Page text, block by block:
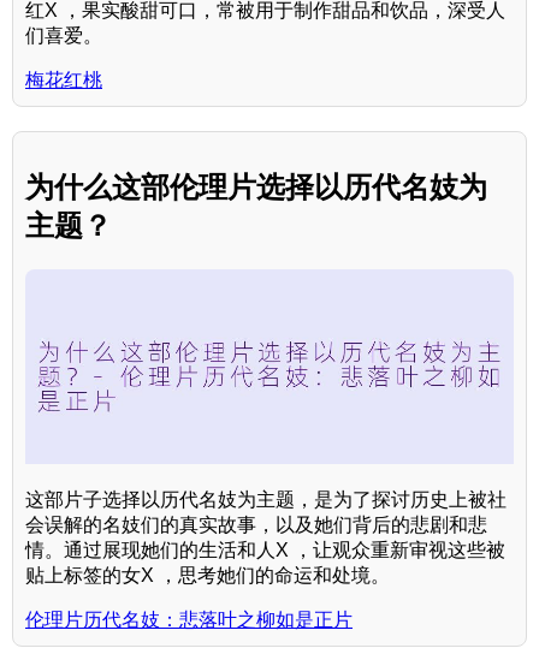
红X ，果实酸甜可口，常被用于制作甜品和饮品，深受人
们喜爱。
梅花红桃
为什么这部伦理片选择以历代名妓为
主题？
这部片子选择以历代名妓为主题，是为了探讨历史上被社
会误解的名妓们的真实故事，以及她们背后的悲剧和悲
情。通过展现她们的生活和人X ，让观众重新审视这些被
贴上标签的女X ，思考她们的命运和处境。
伦理片历代名妓：悲落叶之柳如是正片